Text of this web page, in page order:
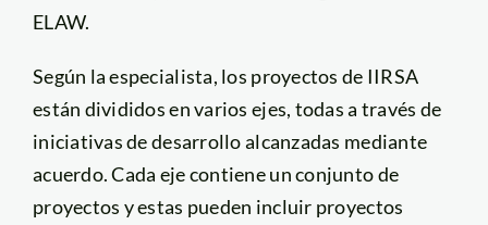
ELAW.
Según la especialista, los proyectos de IIRSA
están divididos en varios ejes, todas a través de
iniciativas de desarrollo alcanzadas mediante
acuerdo. Cada eje contiene un conjunto de
proyectos y estas pueden incluir proyectos